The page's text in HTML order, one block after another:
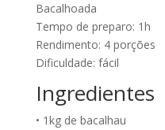
Bacalhoada
Tempo de preparo: 1h
Rendimento: 4 porções
Dificuldade: fácil
Ingredientes
• 1kg de bacalhau